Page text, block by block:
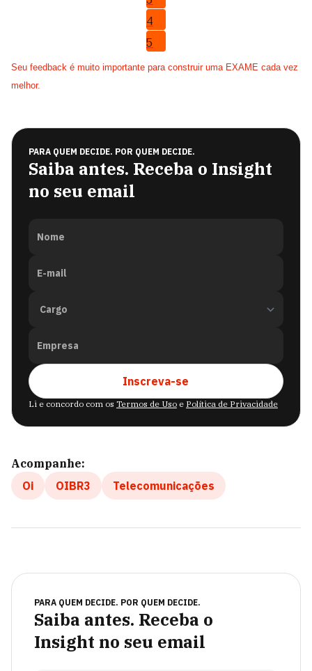
4
5
Seu feedback é muito importante para construir uma EXAME cada vez
melhor.
PARA QUEM DECIDE. POR QUEM DECIDE.
Saiba antes. Receba o Insight
no seu email
Nome
E-mail
Empresa
Inscreva-se
Li e concordo com os Termos de Uso e Política de Privacidade
Acompanhe:
Oi
OIBR3 Telecomunicações
PARA QUEM DECIDE. POR QUEM DECIDE.
Saiba antes. Receba o
Insight no seu email